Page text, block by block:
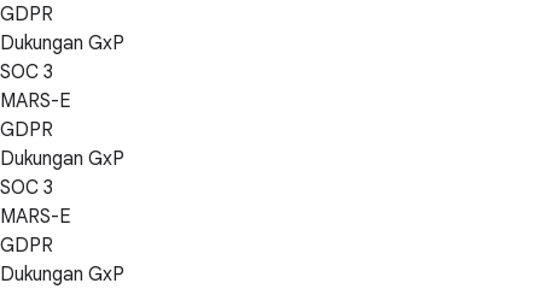
GDPR
Dukungan GxP
SOC 3
MARS-E
GDPR
Dukungan GxP
SOC 3
MARS-E
GDPR
Dukungan GxP